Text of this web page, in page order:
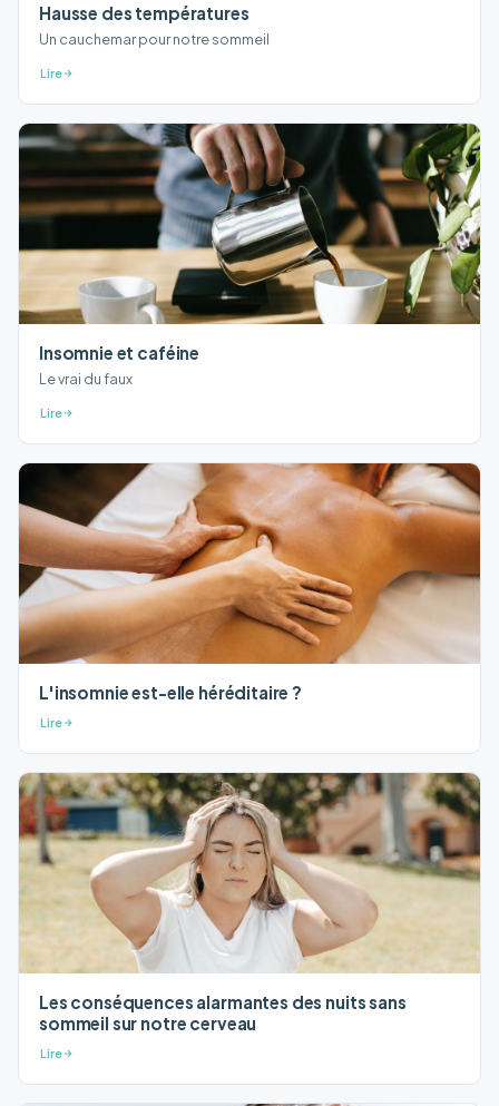
Hausse des températures
Un cauchemar pour notre sommeil
Lire
Insomnie et caféine
Le vrai du faux
Lire
L'insomnie est-elle héréditaire ?
Lire
Les conséquences alarmantes des nuits sans
sommeil sur notre cerveau
Lire